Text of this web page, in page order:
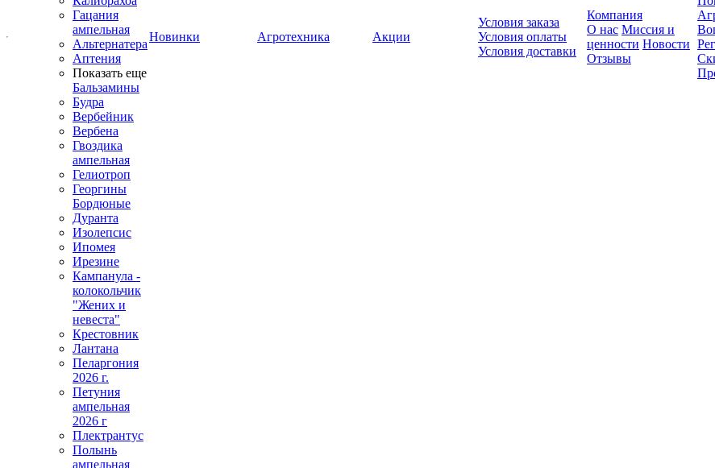
Гацания
ампельная
Альтернатера
Аптения
Показать еще
Бальзамины
Будра
Вербейник
Вербена
Гвоздика
ампельная
Гелиотроп
Георгины
Бордюные
Дуранта
Изолепсис
Ипомея
Ирезине
Кампанула -
колокольчик
"Жених и
невеста"
Крестовник
Лантана
Пеларгония
2026 г.
Петуния
ампельная
2026 г
Плектрантус
Полынь
ампельная
Новинки Агротехника Акции
Условия заказа
Условия оплаты
Условия доставки
Компания
О нас Миссия и
ценности Новости
Отзывы